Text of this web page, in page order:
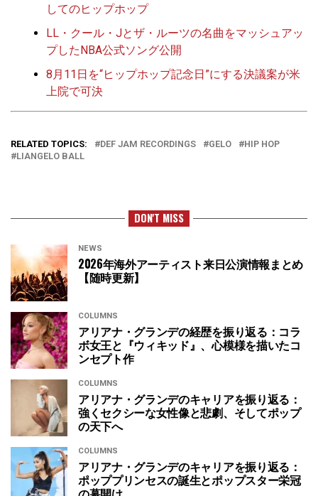
してのヒップホップ
LL・クール・Jとザ・ルーツの名曲をマッシュアッ
プしたNBA公式ソング公開
8月11日を“ヒップホップ記念日”にする決議案が米
上院で可決
RELATED TOPICS: DEF JAM RECORDINGS GELO
HIP HOP
LIANGELO BALL
DON'T MISS
NEWS
2026年海外アーティスト来日公演情報まとめ
【随時更新】
COLUMNS
アリアナ・グランデの経歴を振り返る：コラ
ボ女王と『ウィキッド』、心模様を描いたコ
ンセプト作
COLUMNS
アリアナ・グランデのキャリアを振り返る：
強くセクシーな女性像と悲劇、そしてポップ
の天下へ
COLUMNS
アリアナ・グランデのキャリアを振り返る：
ポッププリンセスの誕生とポップスター栄冠